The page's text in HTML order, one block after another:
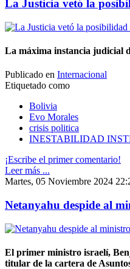
La Justicia vetó la
La máxima instancia judicial
Publicado en Internacional
Etiquetado como
Bolivia
Evo Morales
crisis politica
INESTABILIDAD
¡Escribe el primer comentario!
Leer más ...
Martes, 05 Noviembre 2024
Netanyahu despide al
El primer ministro israelí,
titular de la cartera de